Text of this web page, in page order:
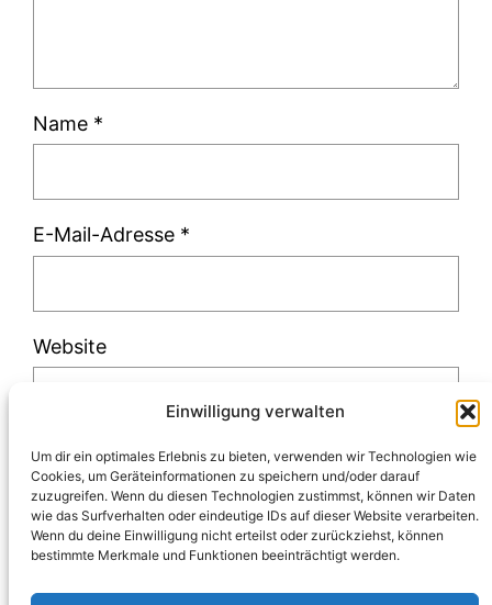
Einwilligung verwalten
Um dir ein optimales Erlebnis zu bieten, verwenden wir Technologien wie
Cookies, um Geräteinformationen zu speichern und/oder darauf
zuzugreifen. Wenn du diesen Technologien zustimmst, können wir Daten
wie das Surfverhalten oder eindeutige IDs auf dieser Website verarbeiten.
Wenn du deine Einwilligung nicht erteilst oder zurückziehst, können
bestimmte Merkmale und Funktionen beeinträchtigt werden.
Name *
E-Mail-Adresse *
Website
Diese Website verwendet Akismet, um Spam
zu reduzieren.Erfahre, wie deine
Kommentardaten verarbeitet werden.